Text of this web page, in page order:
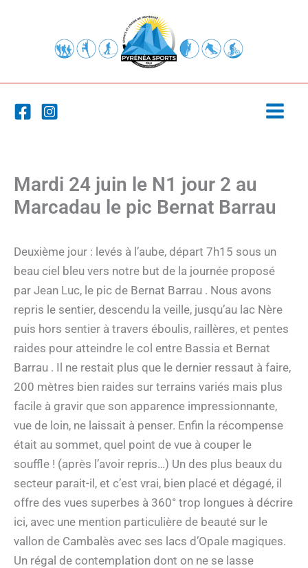
Mardi 24 juin le N1 jour 2 au
Marcadau le pic Bernat Barrau
Deuxième jour : levés à l’aube, départ 7h15 sous un
beau ciel bleu vers notre but de la journée proposé
par Jean Luc, le pic de Bernat Barrau . Nous avons
repris le sentier, descendu la veille, jusqu’au lac Nère
puis hors sentier à travers éboulis, raillères, et pentes
raides pour atteindre le col entre Bassia et Bernat
Barrau . Il ne restait plus que le dernier ressaut à faire,
200 mètres bien raides sur terrains variés mais plus
facile à gravir que son apparence impressionnante,
vue de loin, ne laissait à penser. Enfin la récompense
était au sommet, quel point de vue à couper le
souffle ! (après l’avoir repris…) Un des plus beaux du
secteur parait-il, et c’est vrai, bien placé et dégagé, il
offre des vues superbes à 360° trop longues à décrire
ici, avec une mention particulière de beauté sur le
vallon de Cambalès avec ses lacs d’Opale magiques.
Un régal de contemplation dont on ne se lasse